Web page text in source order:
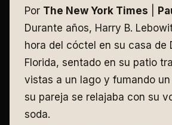
Por The New York Times
Durante años, Harry B.
hora del cóctel en su casa de
Florida, sentado en su patio
vistas a un lago y fumando
su pareja se relajaba con su
soda.